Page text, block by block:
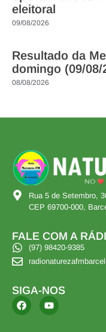
eleitoral
09/08/2026
Resultado da
domingo (09/08/
08/08/2026
Rua 5 de Setembro,
CEP 69700-000,
FALE COM A
(97) 98420-9385
SIGA-NOS